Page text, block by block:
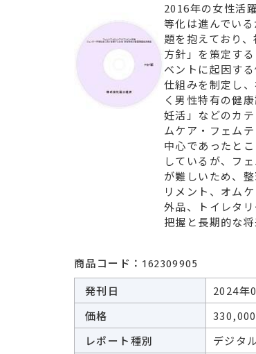
産業機器・制御機器
エネルギー
その他
2016年の女性活
等化は進んでい
題を抱えており
方針」を策定す
ベントに起因す
仕組みを制定し
く男性特有の健
妊活」などのカ
ムケア・フェム
中心であったと
しているが、フ
が難しいため、
リメント、オム
外品、トイレタ
把握と長期的な
商品コード： 162309905
発刊日
2024年
価格
330,000
レポート種別
デジタ